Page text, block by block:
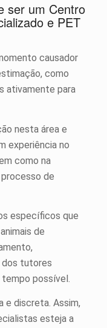
ser um Centro
e PET
causador
como
ativamente para
nesta área e
experiência no
como na
de
específicos que
de
dos tutores
possível.
e discreta. Assim,
esteja a